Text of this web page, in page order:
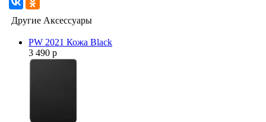
Другие Аксессуары
PW 2021 Кожа Black
3 490 р